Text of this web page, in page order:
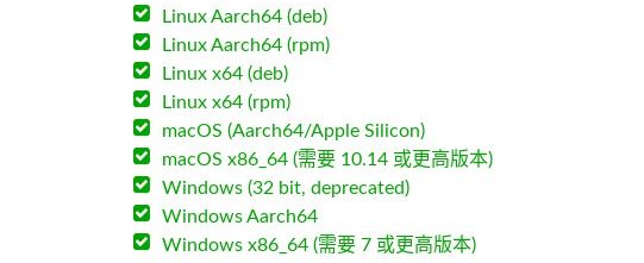
Linux Aarch64 (deb)
Linux Aarch64 (rpm)
Linux x64 (deb)
Linux x64 (rpm)
macOS (Aarch64/Apple Silicon)
macOS x86_64 (需要 10.14 或更高版本)
Windows (32 bit, deprecated)
Windows Aarch64
Windows x86_64 (需要 7 或更高版本)